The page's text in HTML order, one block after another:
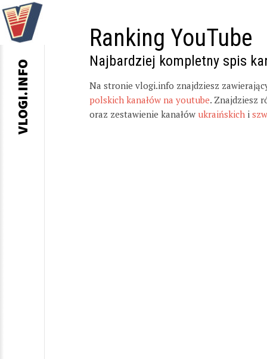
Ranking YouTube
Najbardziej kompletny spis
Na stronie vlogi.info znajdziesz
polskich kanałów na youtube. Znajdziesz
oraz zestawienie kanałów ukraińskich i
VLOGI.INFO